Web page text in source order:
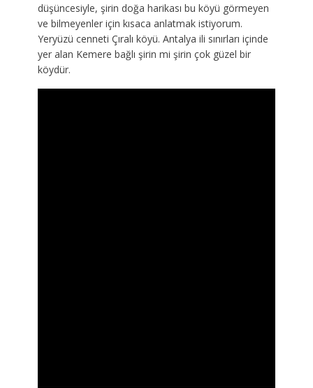
düşüncesiyle, şirin doğa harikası bu köyü görmeyen
ve bilmeyenler için kısaca anlatmak istiyorum.
Yeryüzü cenneti Çıralı köyü. Antalya ili sınırları içinde
yer alan Kemere bağlı şirin mi şirin çok güzel bir
köydür.